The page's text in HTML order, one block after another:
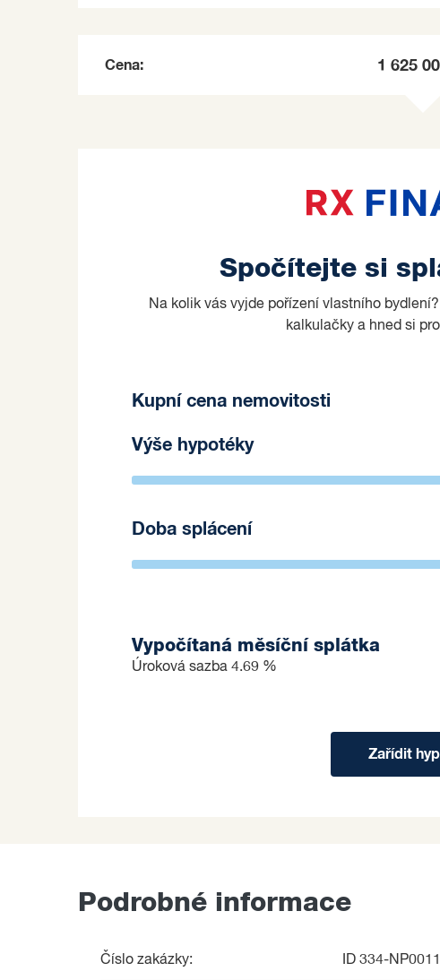
Cena: 1 625
Spočítejte si
Na kolik vás vyjde pořízení vlastního
kalkulačky a hned si
Kupní cena nemovitosti
Výše hypotéky
Doba splácení
Vypočítaná měsíční splátka
Úroková sazba 4.69 %
Zařídit
Podrobné informace
Číslo zakázky: ID 334-